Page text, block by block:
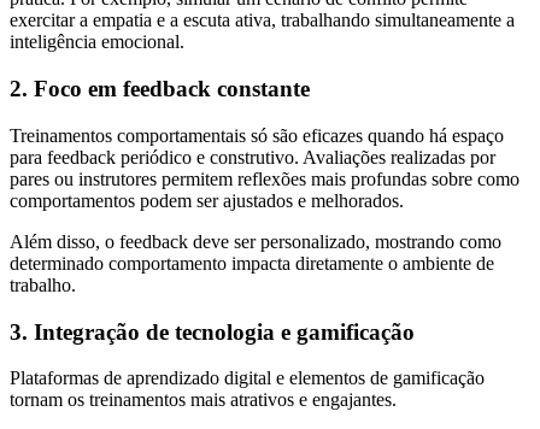
exercitar a empatia e a escuta ativa, trabalhando simultaneamente a
inteligência emocional.
2. Foco em feedback constante
Treinamentos comportamentais só são eficazes quando há espaço
para feedback periódico e construtivo. Avaliações realizadas por
pares ou instrutores permitem reflexões mais profundas sobre como
comportamentos podem ser ajustados e melhorados.
Além disso, o feedback deve ser personalizado, mostrando como
determinado comportamento impacta diretamente o ambiente de
trabalho.
3. Integração de tecnologia e gamificação
Plataformas de aprendizado digital e elementos de gamificação
tornam os treinamentos mais atrativos e engajantes.